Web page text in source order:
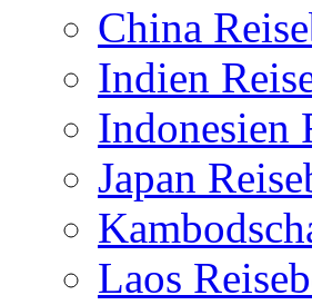
China
Indien
Indonesien
Japan
Laos